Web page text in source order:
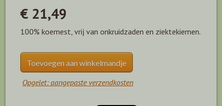
€ 21,49
100% koemest, vrij van onkruidzaden en ziektekiemen.
Toevoegen aan winkelmandje
Opgelet: aangepaste verzendkosten